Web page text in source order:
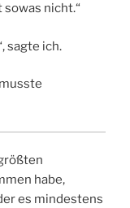
nicht.“
sagte ich.
habe,
es mindestens